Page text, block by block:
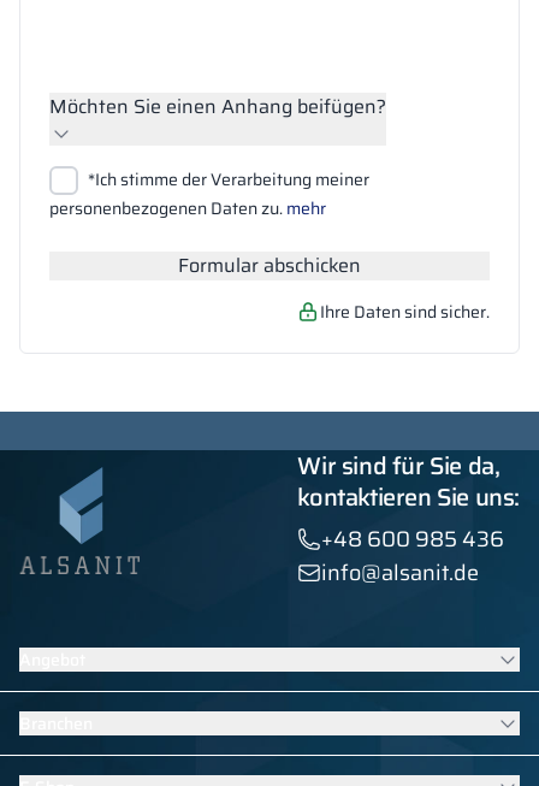
Möchten Sie einen Anhang beifügen?
Dateien anhängen
Suchen
*Ich stimme der Verarbeitung meiner
personenbezogenen Daten zu.mehr
Formular abschicken
Ihre Daten sind sicher.
Wir sind für Sie da,
kontaktieren Sie uns:
+48 600 985 436
info@alsanit.de
Schränke
WC Kabinen
Vertragsmöbel
Möbel für Schulen und Kindergärten